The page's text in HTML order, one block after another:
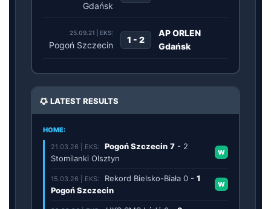
Gdańsk
25.09.21 | EKS:
Pogoń Szczecin
1 - 2
AP ORLEN
Gdańsk
LATEST RESULTS
HOME:
21.03.26 | EKS:
Pogoń Szczecin 7 - 2
Stomilanki Olsztyn
W
15.03.26 | EKS: Rekord Bielsko-Biała 0 - 1
Pogoń Szczecin
W